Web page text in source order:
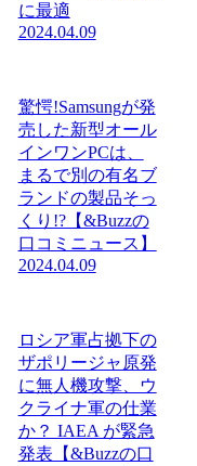
に最適
2024.04.09
驚愕!Samsungが発
売した新型オール
インワンPCは、
まるで別の有名ブ
ランドの製品そっ
くり!?【&Buzzの
口コミニュース】
2024.04.09
ロシア軍占拠下の
ザポリージャ原発
に無人機攻撃、ウ
クライナ軍の仕業
か？ IAEA が緊急
発表【&Buzzの口